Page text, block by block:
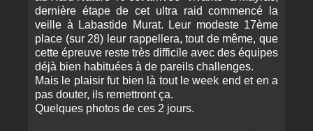
dernière étape de cet ultra raid commencé la
veille à Labastide Murat. Leur modeste 17ème
place (sur 28) leur rappellera, tout de même, que
cette épreuve reste très difficile avec des équipes
déjà bien habituées à de pareils challenges.
Mais le plaisir fut bien là tout le week end et en a
pas douter, ils remettront ça.
Quelques photos de ces 2 jours.